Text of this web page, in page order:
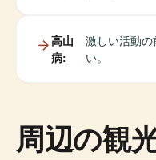
高山
病:
激しい活動の
い。
周辺の観